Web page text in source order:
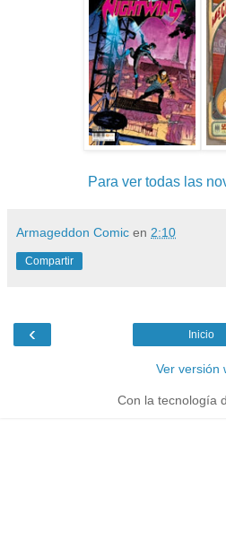
Para ver todas las
Armageddon Comic en 2:10
Compartir
‹ Inicio
Ver versión
Con la tecnología